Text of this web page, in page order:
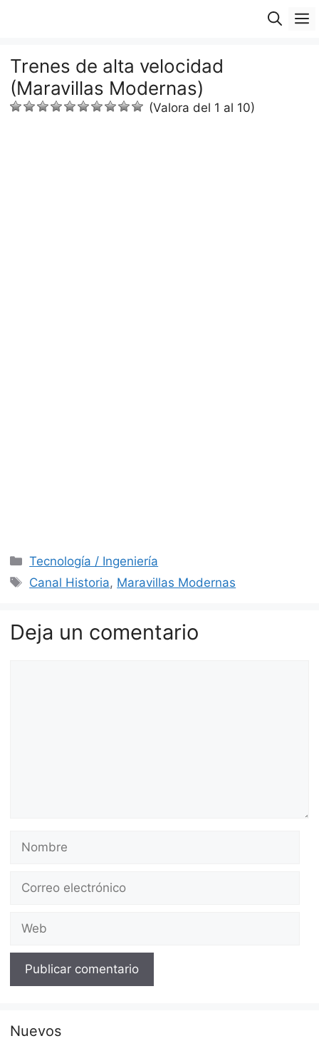
Trenes de alta velocidad
(Maravillas Modernas)
(Valora del 1 al 10)
Categorías
Tecnología / Ingeniería
Etiquetas
Canal Historia, Maravillas Modernas
Deja un comentario
Nombre
Correo
Web
Nuevos